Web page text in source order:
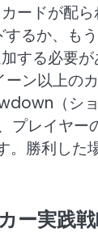
ードが配
するか、も
する必要
ン以上の
（シ
レイヤー
勝利した
ー実践